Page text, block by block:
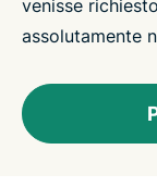
venisse
assolutamente